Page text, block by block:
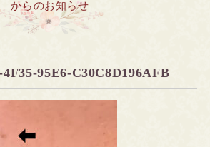
からのお知らせ
95E6-C30C8D196AFB